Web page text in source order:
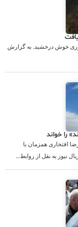
خوش درخشید. به گزارش
را خواند
افتخاری همزمان با
نیوز به نقل از روابط...